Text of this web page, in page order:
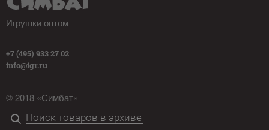
Игрушки оптом
+7 (495) 933 27 02
info@igr.ru
© 2018 «Симбат»